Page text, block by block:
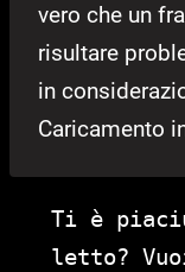
vero che un
risultare
in
Caricamento
Ti è
letto?